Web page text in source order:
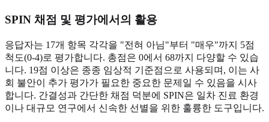
SPIN 채점 및 평가에서의 활용
응답자는 17개 항목 각각을 "전혀 아님"부터 "매우"까지 5점
척도(0-4)로 평가합니다. 총점은 0에서 68까지 다양할 수 있습
니다. 19점 이상은 종종 임상적 기준점으로 사용되며, 이는 사
회 불안이 추가 평가가 필요한 중요한 문제일 수 있음을 시사
합니다. 간결성과 간단한 채점 덕분에 SPIN은 일차 진료 환경
이나 대규모 연구에서 신속한 선별을 위한 훌륭한 도구입니다.